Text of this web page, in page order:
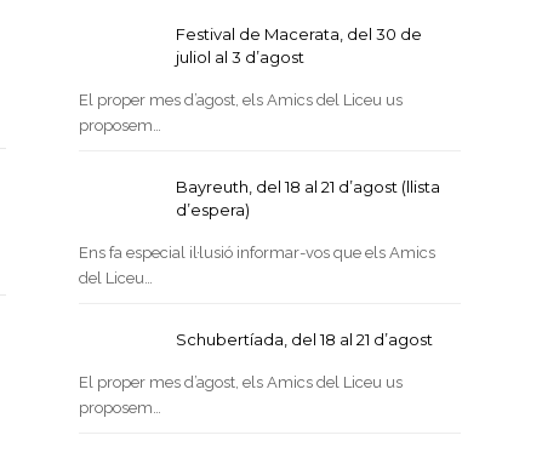
Festival de Macerata, del 30 de
juliol al 3 d’agost
El proper mes d’agost, els Amics del Liceu us
proposem…
Bayreuth, del 18 al 21 d’agost (llista
d’espera)
Ens fa especial il·lusió informar-vos que els Amics
del Liceu…
Schubertíada, del 18 al 21 d’agost
El proper mes d’agost, els Amics del Liceu us
proposem…